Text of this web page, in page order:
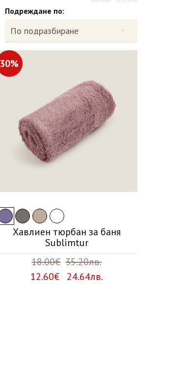
Подреждане по:
30%
Хавлиен тюрбан за баня
Sublimtur
18.00€ 35.20лв.
12.60€ 24.64лв.